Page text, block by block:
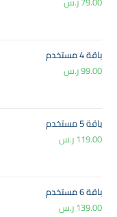
باقة 4 مستخدم
99.00ر.س
باقة 5 مستخدم
119.00ر.س
باقة 6 مستخدم
139.00ر.س